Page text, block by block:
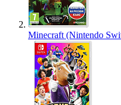
Minecraft (Nintendo